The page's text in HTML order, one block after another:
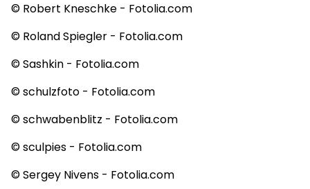
© Robert Kneschke - Fotolia.com
© Roland Spiegler - Fotolia.com
© Sashkin - Fotolia.com
© schulzfoto - Fotolia.com
© schwabenblitz - Fotolia.com
© sculpies - Fotolia.com
© Sergey Nivens - Fotolia.com